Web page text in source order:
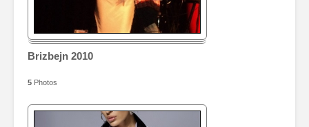
Brizbejn 2010
5 Photos